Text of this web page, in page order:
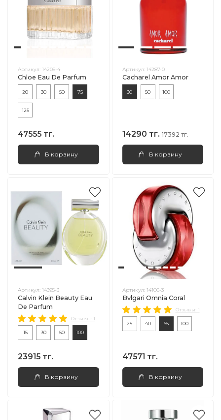
Артикул: 14205-4
Chloe Eau De Parfum
20 30 50 75
125
47555 тг.
В корзину
Артикул: 14287-0
Cacharel Amor Amor
30 50 100
14290 тг. 17392 тг.
В корзину
Артикул: 14395-3
Calvin Klein Beauty Eau
De Parfum
Отзывы: 1
15 30 50 100
23915 тг.
В корзину
Артикул: 14106-3
Bvlgari Omnia Coral
Отзывы: 1
25 40 65 100
47571 тг.
В корзину